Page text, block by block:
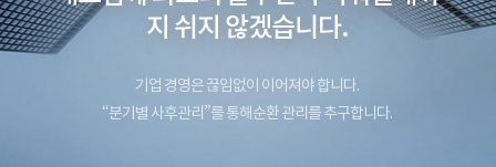
지 쉬지 않겠습니다.
기업 경영은 끊임없이 이어져야 합니다.
“분기별 사후관리”를 통해순환 관리를 추구합니다.